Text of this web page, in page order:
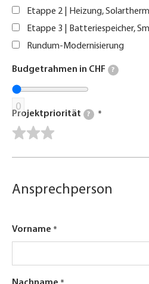
Etappe 2 | Heizung,
Etappe 3 | Batteriespeicher,
Rundum-Modernisierung
Budgetrahmen in CHF ?
0
Projektpriorität ?
Ansprechperson
Vorname